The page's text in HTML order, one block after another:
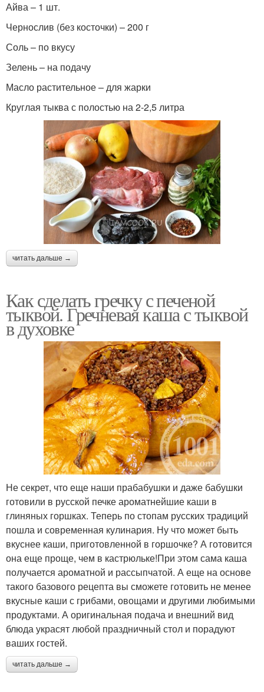
Айва – 1 шт.
Чернослив (без косточки) – 200 г
Соль – по вкусу
Зелень – на подачу
Масло растительное – для жарки
Круглая тыква с полостью на 2-2,5 литра
читать дальше →
Как сделать гречку с печеной
тыквой. Гречневая каша с тыквой
в духовке
Не секрет, что еще наши прабабушки и даже бабушки
готовили в русской печке ароматнейшие каши в
глиняных горшках. Теперь по стопам русских традиций
пошла и современная кулинария. Ну что может быть
вкуснее каши, приготовленной в горшочке? А готовится
она еще проще, чем в кастрюльке!При этом сама каша
получается ароматной и рассыпчатой. А еще на основе
такого базового рецепта вы сможете готовить не менее
вкусные каши с грибами, овощами и другими любимыми
продуктами. А оригинальная подача и внешний вид
блюда украсят любой праздничный стол и порадуют
ваших гостей.
читать дальше →